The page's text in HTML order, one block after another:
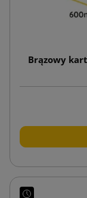
Brązowy